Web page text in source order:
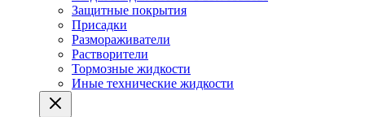
Защитные покрытия
Присадки
Размораживатели
Растворители
Тормозные жидкости
Иные технические жидкости